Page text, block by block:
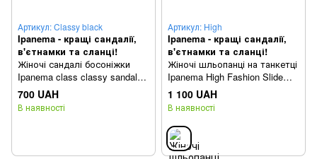
Артикул: Classy black
Ipanema - кращі сандалії,
в'єтнамки та сланці!
Жіночі сандалі босоніжки
Ipanema class classy sandal
83666-BC755 чорні 41/42
700 UAH
В наявності
Артикул: High
Ipanema - кращі сандалії,
в'єтнамки та сланці!
Жіночі шльопанці на танкетці
Ipanema High Fashion Slide
Fem 83520-AQ406 Lipstick 40
1 100 UAH
В наявності